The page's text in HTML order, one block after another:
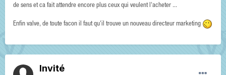
de sens et ca fait attendre encore plus ceux qui veulent l'acheter ...
Enfin valve, de toute facon il faut qu'il trouve un nouveau directeur marketing
Invité